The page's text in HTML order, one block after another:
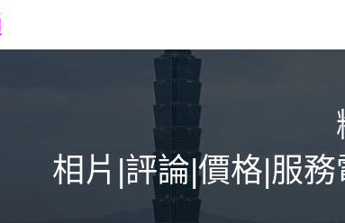
相片|評論|價格|服